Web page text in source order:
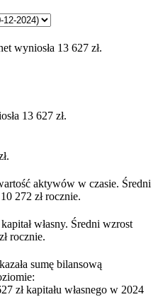
wyniosła 13 627 zł.
13 627 zł.
aktywów w czasie. Średni
272 zł rocznie.
kapitał własny. Średni wzrost
rocznie.
sumę bilansową
zł kapitału własnego w 2024